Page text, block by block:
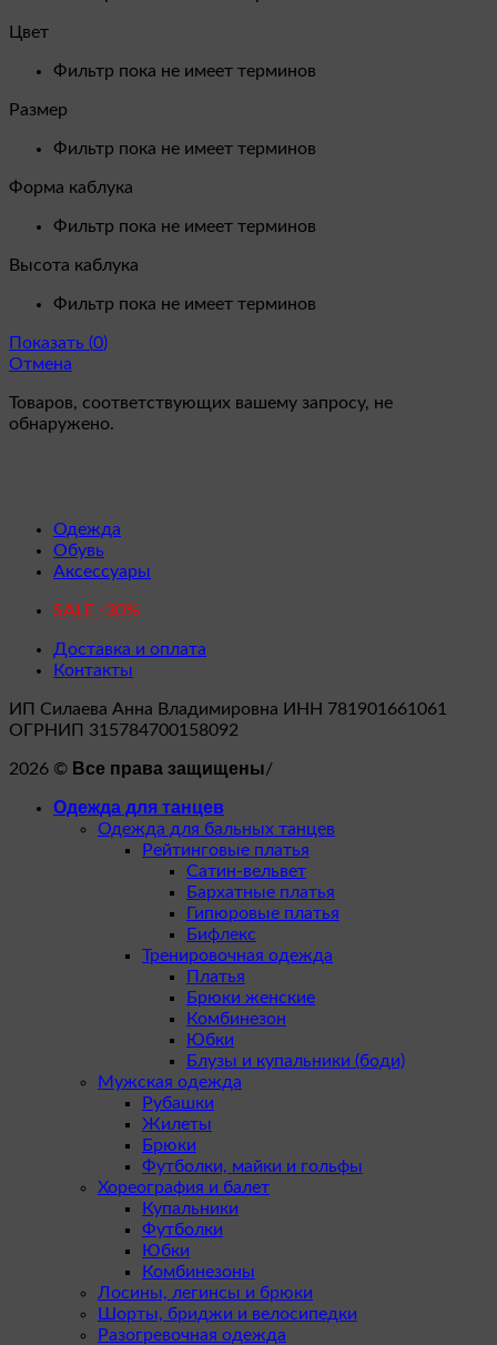
Цвет
Фильтр пока не имеет терминов
Размер
Фильтр пока не имеет терминов
Форма каблука
Фильтр пока не имеет терминов
Высота каблука
Фильтр пока не имеет терминов
Показать (0)
Отмена
Товаров, соответствующих вашему запросу, не
обнаружено.
Одежда
Обувь
Аксессуары
SALE -30%
Доставка и оплата
Контакты
ИП Силаева Анна Владимировна ИНН 781901661061
ОГРНИП 315784700158092
2026 © Все права защищены/
Одежда для танцев
Одежда для бальных танцев
Рейтинговые платья
Сатин-вельвет
Бархатные платья
Гипюровые платья
Бифлекс
Тренировочная одежда
Платья
Брюки женские
Комбинезон
Юбки
Блузы и купальники (боди)
Мужская одежда
Рубашки
Жилеты
Брюки
Футболки, майки и гольфы
Хореография и балет
Купальники
Футболки
Юбки
Комбинезоны
Лосины, легинсы и брюки
Шорты, бриджи и велосипедки
Разогревочная одежда